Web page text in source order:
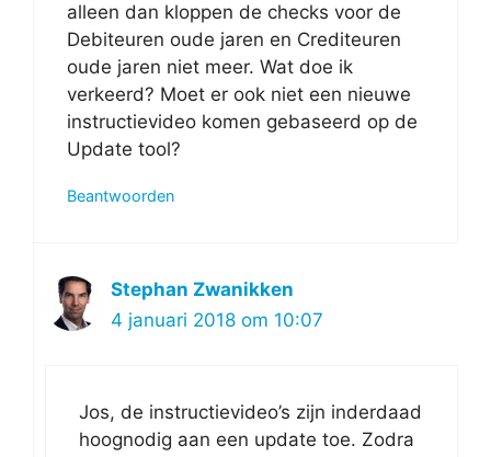
alleen dan kloppen de checks voor de
Debiteuren oude jaren en Crediteuren
oude jaren niet meer. Wat doe ik
verkeerd? Moet er ook niet een nieuwe
instructievideo komen gebaseerd op de
Update tool?
Beantwoorden
Stephan Zwanikken
4 januari 2018 om 10:07
Jos, de instructievideo’s zijn inderdaad
hoognodig aan een update toe. Zodra